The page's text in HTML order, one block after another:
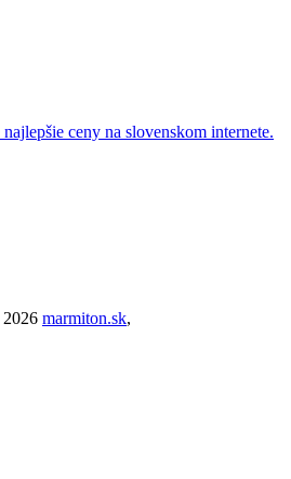
2026 marmiton.sk,